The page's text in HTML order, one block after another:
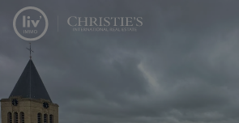
Menu overslaan en naar de inhoud gaan